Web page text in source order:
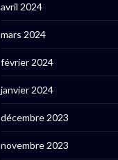
avril 2024
mars 2024
février 2024
janvier 2024
décembre 2023
novembre 2023